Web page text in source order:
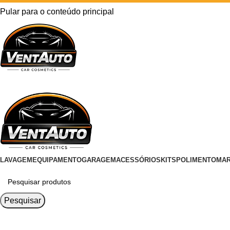
Pular para o conteúdo principal
LAVAGEMEQUIPAMENTOGARAGEMACESSÓRIOSKITSPOLIMENTO
Pesquisar